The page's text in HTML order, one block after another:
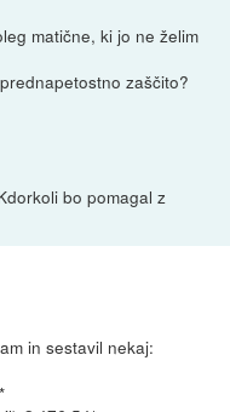
matične, ki jo ne želim
zaščito?
bo pomagal z
in sestavil nekaj: